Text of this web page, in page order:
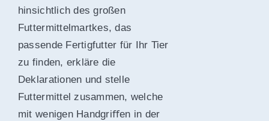
hinsichtlich des großen
Futtermittelmartkes, das
passende Fertigfutter für Ihr Tier
zu finden, erkläre die
Deklarationen und stelle
Futtermittel zusammen, welche
mit wenigen Handgriﬀen in der